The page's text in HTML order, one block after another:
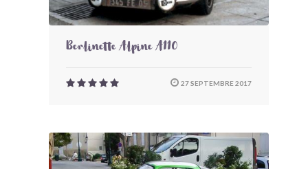
Berlinette Alpine A110
27 SEPTEMBRE 2017